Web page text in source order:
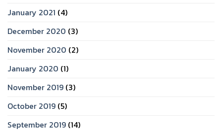
January 2021 (4)
December 2020 (3)
November 2020 (2)
January 2020 (1)
November 2019 (3)
October 2019 (5)
September 2019 (14)